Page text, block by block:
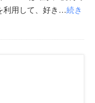
利用して、好き…続き